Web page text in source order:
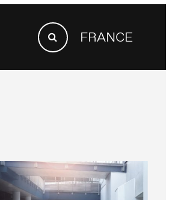
SEARCH
FOR:Search FRANCE